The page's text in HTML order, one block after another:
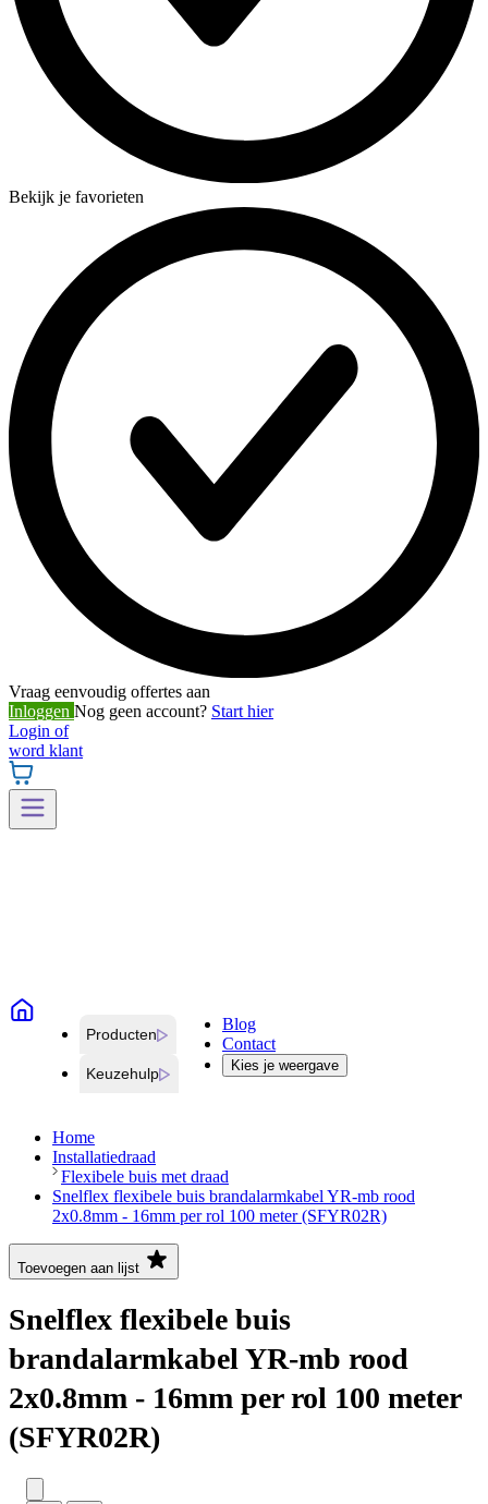
Bekijk je favorieten
Vraag eenvoudig offertes aan
Inloggen Nog geen account? Start hier
Login of
word klant
Producten
Keuzehulp
Blog
Contact
Kies je weergave
Home
Installatiedraad
Flexibele buis met draad
Snelflex flexibele buis brandalarmkabel YR-mb rood
2x0.8mm - 16mm per rol 100 meter (SFYR02R)
Toevoegen aan lijst
Snelflex flexibele buis
brandalarmkabel YR-mb rood
2x0.8mm - 16mm per rol 100 meter
(SFYR02R)